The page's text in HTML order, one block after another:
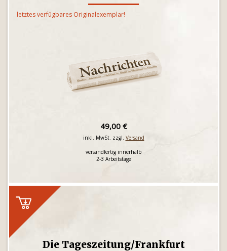
letztes verfügbares Originalexemplar!
49,00 €
inkl. MwSt. zzgl. Versand
versandfertig innerhalb
2-3 Arbeitstage
Die Tageszeitung/Frankfurt